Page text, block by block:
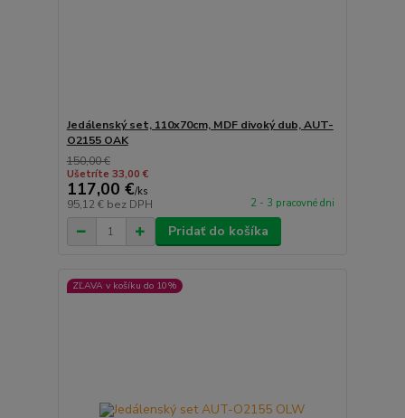
Jedálenský set, 110x70cm, MDF divoký dub, AUT-
O2155 OAK
150,00 €
Ušetríte 33,00 €
117,00 €/ks
95,12 € bez DPH 2 - 3 pracovné dni
Pridať do košíka
ZĽAVA v košíku do 10%